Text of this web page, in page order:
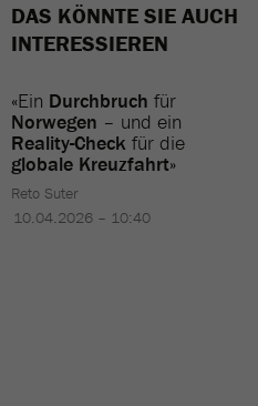
DAS KÖNNTE SIE AUCH
INTERESSIEREN
«Ein Durchbruch für
Norwegen – und ein
Reality-Check für die
globale Kreuzfahrt»
Reto Suter
10.04.2026 – 10:40